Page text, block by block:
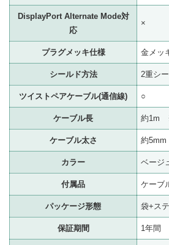
DisplayPort Alternate Mode対
応
×
プラグメッキ仕様 金メッ
シールド方法 2重シ
ツイストペアケーブル(通信線) ○
ケーブル長 約1m
ケーブル太さ 約5mm
カラー ベージ
付属品 ケーブ
パッケージ形態 袋+ス
保証期間 1年間